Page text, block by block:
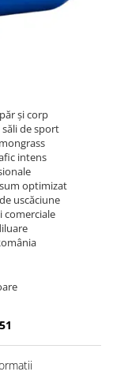
și corp
săli de sport
intens
optimizat
uscăciune
comerciale